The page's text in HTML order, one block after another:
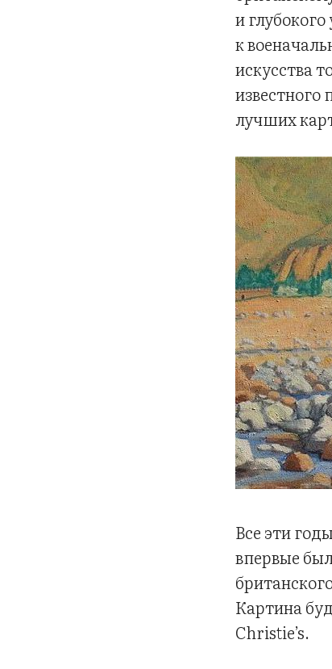
и
к
искусства
известного
лучших
Все эти
впервые
Картина
Christie’s.